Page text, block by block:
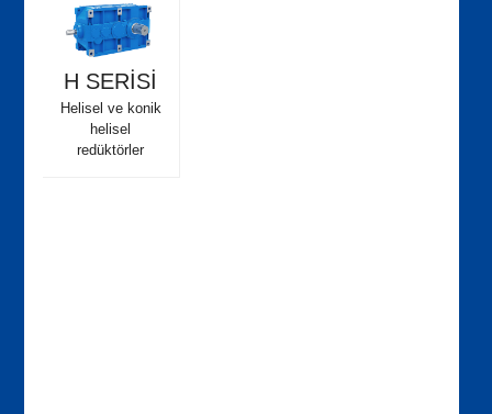
H SERİSİ
Helisel ve konik
helisel
redüktörler